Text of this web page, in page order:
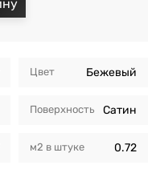
Цвет Бежевый
Поверхность Сатин
м2 в штуке 0.72